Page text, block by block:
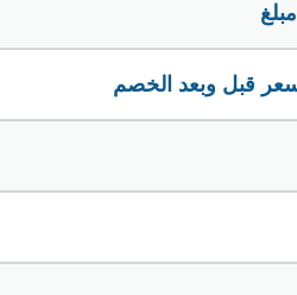
قبل وبعد الخصم